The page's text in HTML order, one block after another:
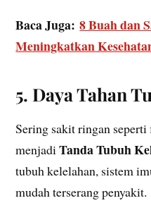
Baca Juga:8 Buah dan
Meningkatkan
5. Daya Tahan
Sering sakit ringan
menjadiTanda Tubuh
tubuh kelelahan, sistem
mudah terserang penyakit.